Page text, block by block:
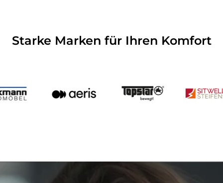
Starke Marken für Ihren Komfort